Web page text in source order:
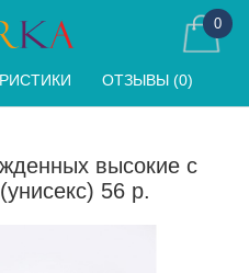
0
высокие с
56 р.
ОТЗЫВЫ (0)